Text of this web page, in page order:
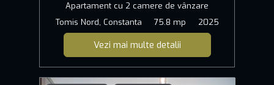
Apartament cu 2 camere de vânzare
Tomis Nord, Constanta
75.8 mp 2025
Vezi mai multe detalii